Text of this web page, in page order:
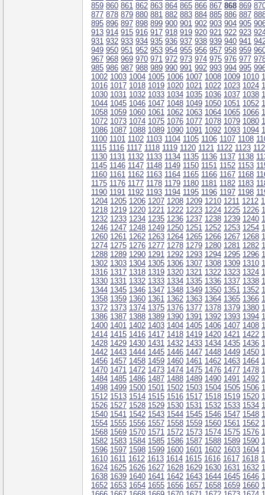
859 860 861 862 863 864 865 866 867 868 869
877 878 879 880 881 882 883 884 885 886 887
895 896 897 898 899 900 901 902 903 904 905
913 914 915 916 917 918 919 920 921 922 923
931 932 933 934 935 936 937 938 939 940 941
949 950 951 952 953 954 955 956 957 958 959
967 968 969 970 971 972 973 974 975 976 977
985 986 987 988 989 990 991 992 993 994 995
1002 1003 1004 1005 1006 1007 1008 1009 1010
1016 1017 1018 1019 1020 1021 1022 1023 1024
1030 1031 1032 1033 1034 1035 1036 1037 1038
1044 1045 1046 1047 1048 1049 1050 1051 1052
1058 1059 1060 1061 1062 1063 1064 1065 1066
1072 1073 1074 1075 1076 1077 1078 1079 1080
1086 1087 1088 1089 1090 1091 1092 1093 1094
1100 1101 1102 1103 1104 1105 1106 1107 1108
1115 1116 1117 1118 1119 1120 1121 1122 1123
1130 1131 1132 1133 1134 1135 1136 1137 1138
1145 1146 1147 1148 1149 1150 1151 1152 1153
1160 1161 1162 1163 1164 1165 1166 1167 1168
1175 1176 1177 1178 1179 1180 1181 1182 1183
1190 1191 1192 1193 1194 1195 1196 1197 1198
1204 1205 1206 1207 1208 1209 1210 1211 1212
1218 1219 1220 1221 1222 1223 1224 1225 1226
1232 1233 1234 1235 1236 1237 1238 1239 1240
1246 1247 1248 1249 1250 1251 1252 1253 1254
1260 1261 1262 1263 1264 1265 1266 1267 1268
1274 1275 1276 1277 1278 1279 1280 1281 1282
1288 1289 1290 1291 1292 1293 1294 1295 1296
1302 1303 1304 1305 1306 1307 1308 1309 1310
1316 1317 1318 1319 1320 1321 1322 1323 1324
1330 1331 1332 1333 1334 1335 1336 1337 1338
1344 1345 1346 1347 1348 1349 1350 1351 1352
1358 1359 1360 1361 1362 1363 1364 1365 1366
1372 1373 1374 1375 1376 1377 1378 1379 1380
1386 1387 1388 1389 1390 1391 1392 1393 1394
1400 1401 1402 1403 1404 1405 1406 1407 1408
1414 1415 1416 1417 1418 1419 1420 1421 1422
1428 1429 1430 1431 1432 1433 1434 1435 1436
1442 1443 1444 1445 1446 1447 1448 1449 1450
1456 1457 1458 1459 1460 1461 1462 1463 1464
1470 1471 1472 1473 1474 1475 1476 1477 1478
1484 1485 1486 1487 1488 1489 1490 1491 1492
1498 1499 1500 1501 1502 1503 1504 1505 1506
1512 1513 1514 1515 1516 1517 1518 1519 1520
1526 1527 1528 1529 1530 1531 1532 1533 1534
1540 1541 1542 1543 1544 1545 1546 1547 1548
1554 1555 1556 1557 1558 1559 1560 1561 1562
1568 1569 1570 1571 1572 1573 1574 1575 1576
1582 1583 1584 1585 1586 1587 1588 1589 1590
1596 1597 1598 1599 1600 1601 1602 1603 1604
1610 1611 1612 1613 1614 1615 1616 1617 1618
1624 1625 1626 1627 1628 1629 1630 1631 1632
1638 1639 1640 1641 1642 1643 1644 1645 1646
1652 1653 1654 1655 1656 1657 1658 1659 1660